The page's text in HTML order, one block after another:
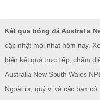
Kết quả bóng đá Australia
cập nhật mới nhất hôm nay.
biến kết quả trực tiếp, chấm
Australia New South Wales
Ngoài ra, quý vị và các bạn